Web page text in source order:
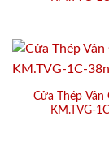
Cửa Thép Vân
KM.TVG-